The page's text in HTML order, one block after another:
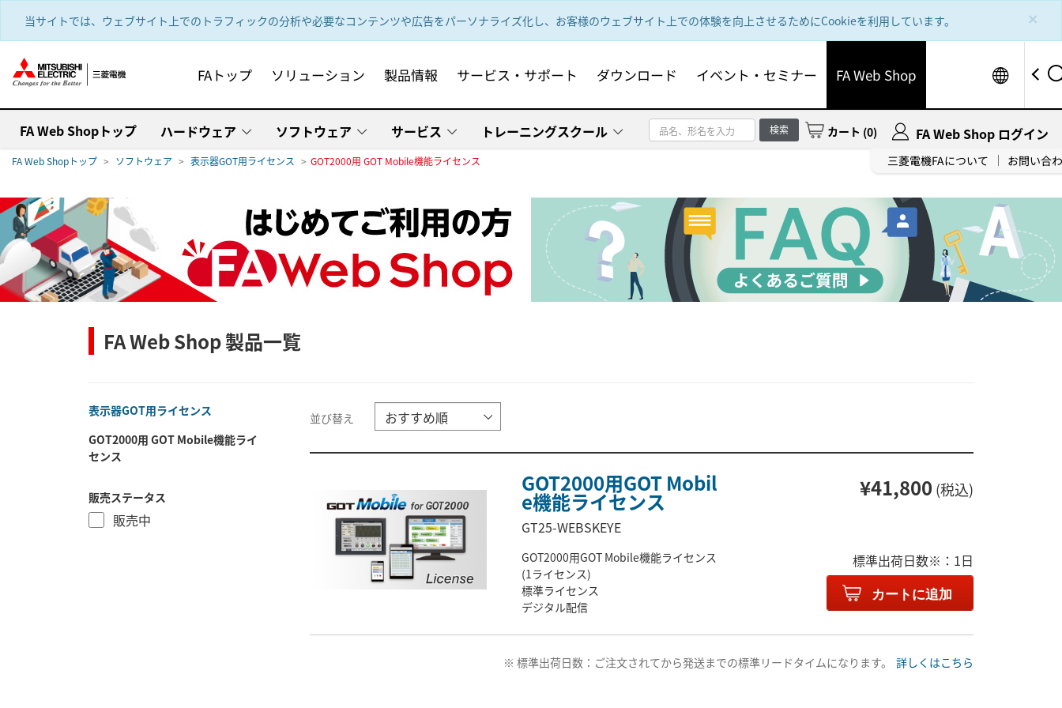
×
当サイトでは、ウェブサイト上でのトラフィックの分析や必要なコンテンツや広告をパーソナライズ化し、お客様のウェブサイト上での体験を向上させるためにCookieを利用しています。
FAトップ ソリューション 製品情報 サービス・サポート ダウンロード イベント・セミナー FA Web Shop
三菱電機FAについて お問い合
FA Web Shopトップ ハードウェア ソフトウェア サービス トレーニングスクール 検索 カート (0) FA Web Shop ログイン
FA Web Shopトップ ソフトウェア 表示器GOT用ライセンス GOT2000用 GOT Mobile機能ライセンス
FA Web Shop 製品一覧
表示器GOT用ライセンス
GOT2000用 GOT Mobile機能ライ
センス
販売ステータス
販売中
並び替え
GOT2000用GOT Mobil
e機能ライセンス
GT25-WEBSKEYE
GOT2000用GOT Mobile機能ライセンス
(1ライセンス)
標準ライセンス
デジタル配信
¥41,800 (税込)
標準出荷日数※：1日
カートに追加
※ 標準出荷日数：ご注文されてから発送までの標準リードタイムになります。 詳しくはこちら